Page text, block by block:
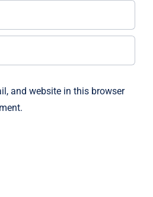
and website in this browser